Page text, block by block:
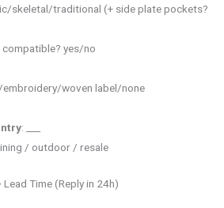
skeletal/traditional (+ side plate pockets?
compatible? yes/no
embroidery/woven label/none
: ___
/ outdoor / resale
Lead Time (Reply in 24h)